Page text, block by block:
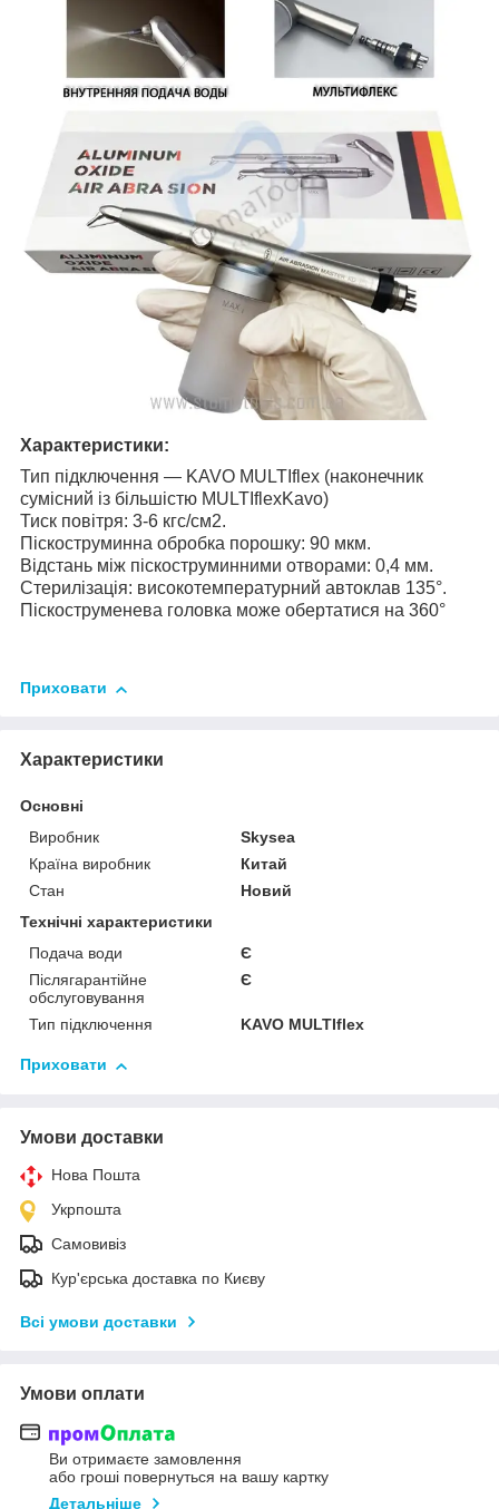
Характеристики:
Тип підключення — KAVO MULTIflex (наконечник
сумісний із більшістю MULTIflexKavo)
Тиск повітря: 3-6 кгс/см2.
Піскоструминна обробка порошку: 90 мкм.
Відстань між піскоструминними отворами: 0,4 мм.
Стерилізація: високотемпературний автоклав 135°.
Піскоструменева головка може обертатися на 360°
Приховати
Характеристики
Основні
Виробник
Skysea
Країна виробник
Китай
Стан
Новий
Технічні характеристики
Подача води
Є
Післягарантійне
обслуговування
Є
Тип підключення KAVO MULTIflex
Приховати
Умови доставки
Нова Пошта
Укрпошта
Самовивіз
Кур'єрська доставка по Києву
Всі умови доставки
Умови оплати
Ви отримаєте замовлення
або гроші повернуться на вашу картку
Детальніше